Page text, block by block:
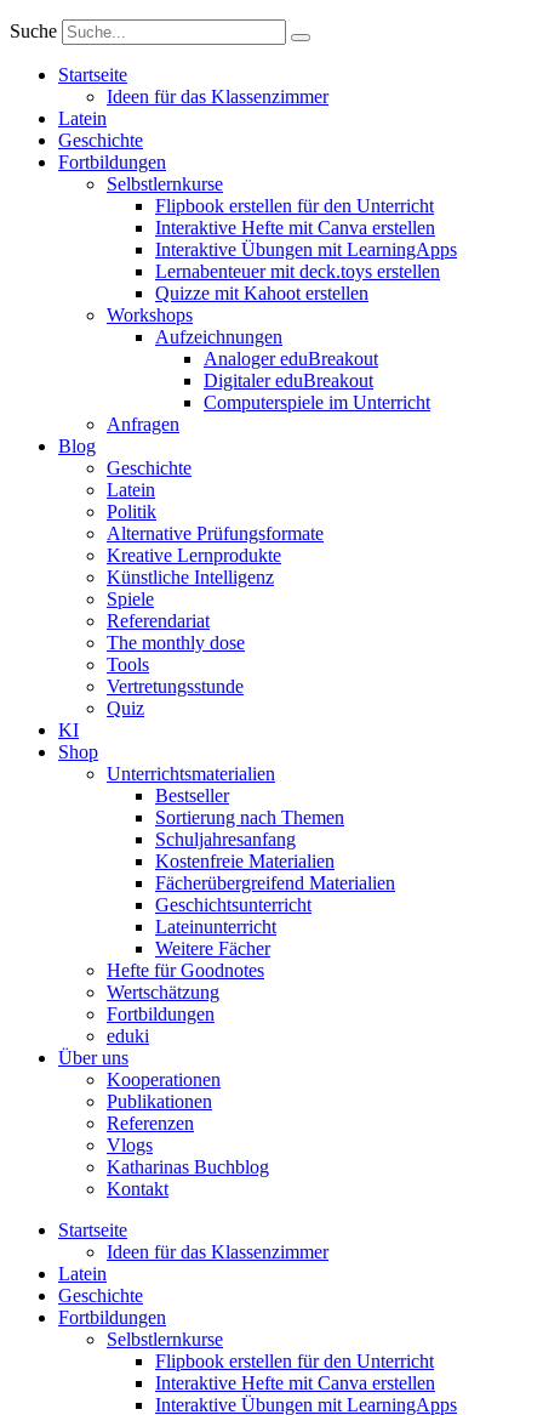
Suche
Startseite
Ideen für das Klassenzimmer
Latein
Geschichte
Fortbildungen
Selbstlernkurse
Flipbook erstellen für den Unterricht
Interaktive Hefte mit Canva erstellen
Interaktive Übungen mit LearningApps
Lernabenteuer mit deck.toys erstellen
Quizze mit Kahoot erstellen
Workshops
Aufzeichnungen
Analoger eduBreakout
Digitaler eduBreakout
Computerspiele im Unterricht
Anfragen
Blog
Geschichte
Latein
Politik
Alternative Prüfungsformate
Kreative Lernprodukte
Künstliche Intelligenz
Spiele
Referendariat
The monthly dose
Tools
Vertretungsstunde
Quiz
KI
Shop
Unterrichtsmaterialien
Bestseller
Sortierung nach Themen
Schuljahresanfang
Kostenfreie Materialien
Fächerübergreifend Materialien
Geschichtsunterricht
Lateinunterricht
Weitere Fächer
Hefte für Goodnotes
Wertschätzung
Fortbildungen
eduki
Über uns
Kooperationen
Publikationen
Referenzen
Vlogs
Katharinas Buchblog
Kontakt
Startseite
Ideen für das Klassenzimmer
Latein
Geschichte
Fortbildungen
Selbstlernkurse
Flipbook erstellen für den Unterricht
Interaktive Hefte mit Canva erstellen
Interaktive Übungen mit LearningApps